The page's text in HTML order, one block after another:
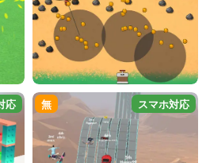
応 無 スマホ対応